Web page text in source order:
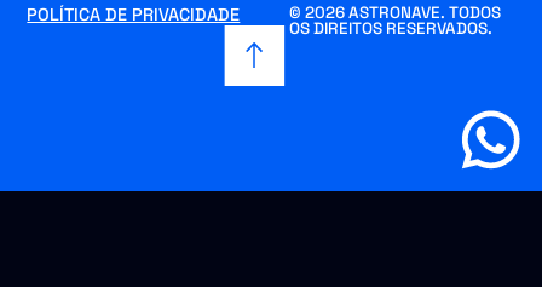
© 2026 ASTRONAVE. TODOS
OS DIREITOS RESERVADOS.
POLÍTICA DE PRIVACIDADE